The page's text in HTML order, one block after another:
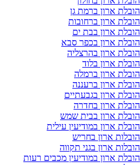
הובלת ארון ברמת גן
הובלת ארון ברחובות
הובלת ארון בבת ים
הובלת ארון בכפר סבא
הובלת ארון בהרצליה
הובלת ארון בלוד
הובלת ארון ברמלה
הובלת ארון ברעננה
הובלת ארון בגבעתיים
הובלת ארון בחדרה
הובלת ארון בבית שמש
הובלת ארון במודיעין עילית
הובלות ארון בחריש
הובלות ארון בגני תקווה
הובלת ארון במודיעין מכבים רעות